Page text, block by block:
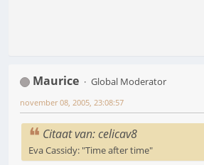
Maurice
Global Moderator
november 08, 2005, 23:08:57
Citaat van: celicav8
Eva Cassidy: "Time after time"